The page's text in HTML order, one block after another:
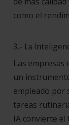
como el
3.- La
Las empresas
un
empleado por
tareas
IA convierte